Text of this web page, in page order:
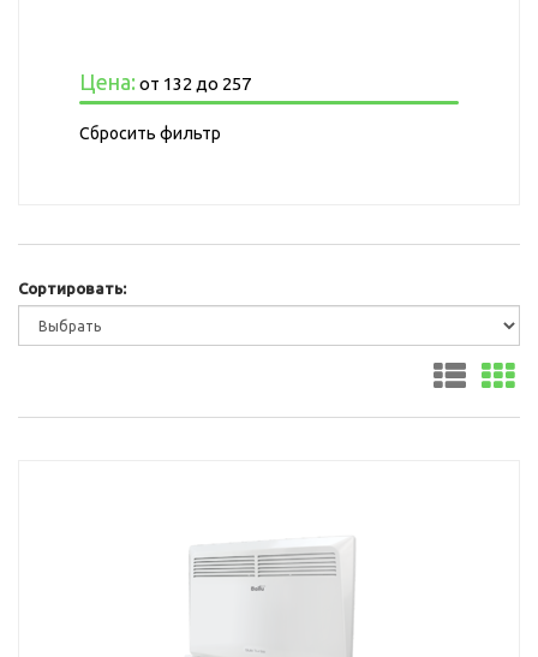
Цена: от 132 до 257
Сбросить фильтр
Сортировать: